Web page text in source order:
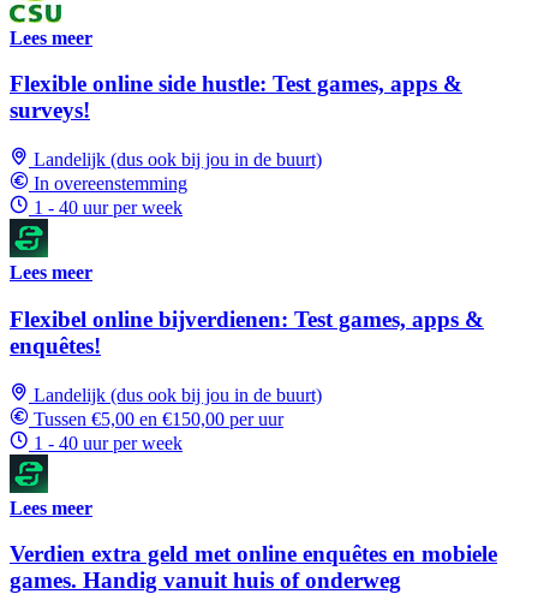
Lees meer
Flexible online side hustle: Test games, apps &
surveys!
Landelijk (dus ook bij jou in de buurt)
In overeenstemming
1 - 40 uur per week
Lees meer
Flexibel online bijverdienen: Test games, apps &
enquêtes!
Landelijk (dus ook bij jou in de buurt)
Tussen €5,00 en €150,00 per uur
1 - 40 uur per week
Lees meer
Verdien extra geld met online enquêtes en mobiele
games. Handig vanuit huis of onderweg